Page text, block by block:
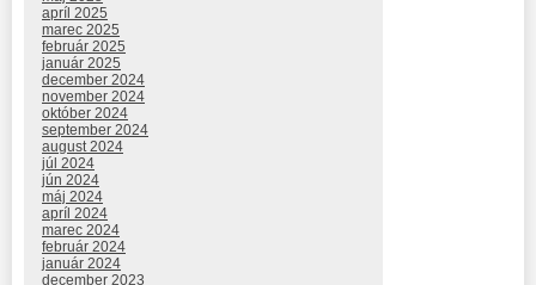
apríl 2025
marec 2025
február 2025
január 2025
december 2024
november 2024
október 2024
september 2024
august 2024
júl 2024
jún 2024
máj 2024
apríl 2024
marec 2024
február 2024
január 2024
december 2023